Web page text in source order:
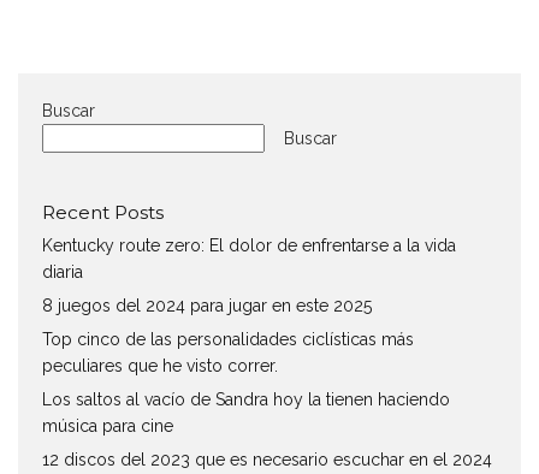
Buscar
Buscar
Recent Posts
Kentucky route zero: El dolor de enfrentarse a la vida
diaria
8 juegos del 2024 para jugar en este 2025
Top cinco de las personalidades ciclísticas más
peculiares que he visto correr.
Los saltos al vacío de Sandra hoy la tienen haciendo
música para cine
12 discos del 2023 que es necesario escuchar en el 2024